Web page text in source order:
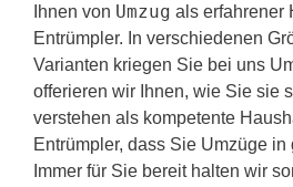
Ihnen von Umzug als erfahrener
Entrümpler. In verschiedenen
Varianten kriegen Sie bei uns
offerieren wir Ihnen, wie Sie sie
verstehen als kompetente
Entrümpler, dass Sie Umzüge
Immer für Sie bereit halten wir